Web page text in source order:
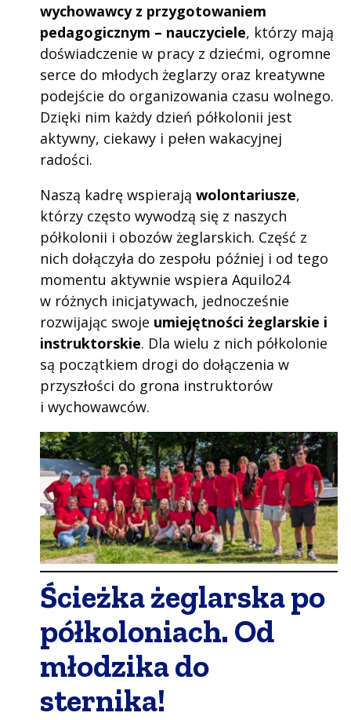
wychowawcy z przygotowaniem
pedagogicznym – nauczyciele, którzy mają
doświadczenie w pracy z dziećmi, ogromne
serce do młodych żeglarzy oraz kreatywne
podejście do organizowania czasu wolnego.
Dzięki nim każdy dzień półkolonii jest
aktywny, ciekawy i pełen wakacyjnej
radości.
Naszą kadrę wspierają wolontariusze,
którzy często wywodzą się z naszych
półkolonii i obozów żeglarskich. Część z
nich dołączyła do zespołu później i od tego
momentu aktywnie wspiera Aquilo24
w różnych inicjatywach, jednocześnie
rozwijając swoje umiejętności żeglarskie i
instruktorskie. Dla wielu z nich półkolonie
są początkiem drogi do dołączenia w
przyszłości do grona instruktorów
i wychowawców.
Ścieżka żeglarska po
półkoloniach. Od
młodzika do
sternika!